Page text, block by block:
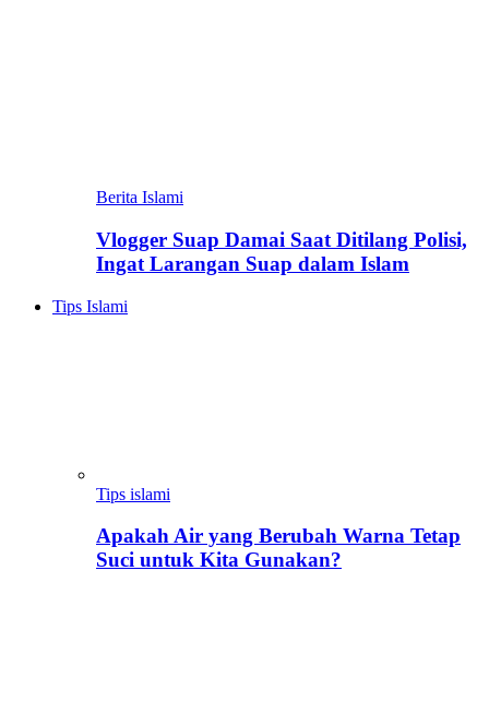
Berita Islami
Vlogger Suap Damai Saat Ditilang Polisi,
Ingat Larangan Suap dalam Islam
Tips Islami
Tips islami
Apakah Air yang Berubah Warna Tetap
Suci untuk Kita Gunakan?